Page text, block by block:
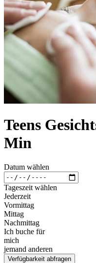
Teens
Min
Datum wählen
Tageszeit wählen
Jederzeit
Vormittag
Mittag
Nachmittag
Ich buche für
mich
jemand anderen
Verfügbarkeit abfragen